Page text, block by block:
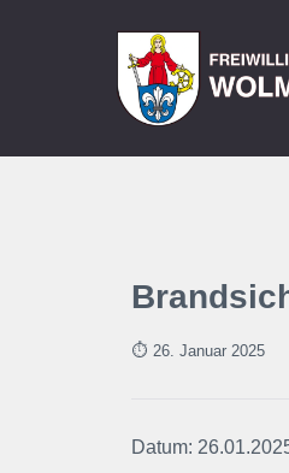
⏱ 26. Januar 2025
Datum: